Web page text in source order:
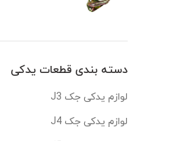
دسته بندی قطعات یدکی
لوازم یدکی جک J3
لوازم یدکی جک J4